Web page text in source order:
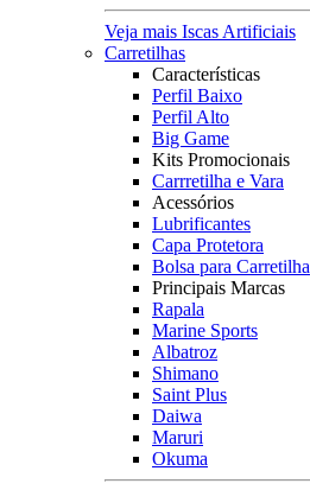
Veja mais Iscas Artificiais
Carretilhas
Características
Perfil Baixo
Perfil Alto
Big Game
Kits Promocionais
Carrretilha e Vara
Acessórios
Lubrificantes
Capa Protetora
Bolsa para Carretilha
Principais Marcas
Rapala
Marine Sports
Albatroz
Shimano
Saint Plus
Daiwa
Maruri
Okuma